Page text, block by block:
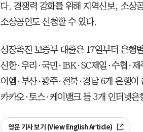
다. 경쟁력 강화를 위해 지역신보, 소상
소상공인도 신청할 수 있다.
성장촉진 보증부 대출은 17일부터 은행
신한·우리·국민·IBK·SC제일·수협·
이엠·부산·광주·전북·경남 6개 은행
카카오·토스·케이뱅크 등 3개 인터넷은
영문 기사 보기 (View English Article)